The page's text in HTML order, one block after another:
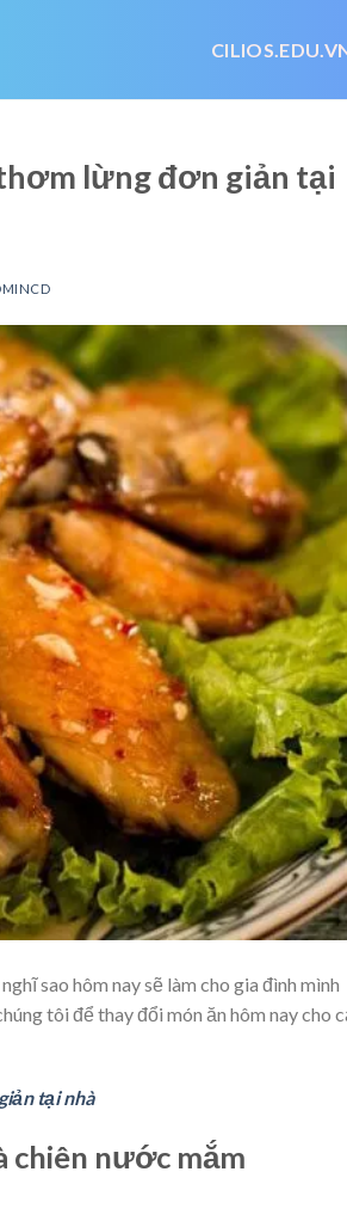
lừng đơn giản tại
sao hôm nay sẽ làm cho gia đình mình
tôi để thay đổi món ăn hôm nay cho
tại nhà
chiên nước mắm